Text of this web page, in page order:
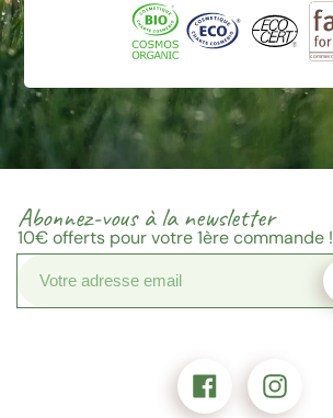
Abonnez-vous à la newsletter
10€offerts pour votre 1ère commande !